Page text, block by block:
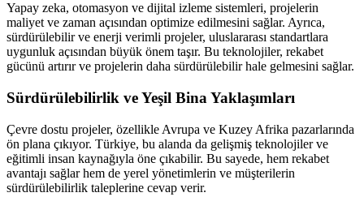
Yapay zeka, otomasyon ve dijital izleme sistemleri, projelerin
maliyet ve zaman açısından optimize edilmesini sağlar. Ayrıca,
sürdürülebilir ve enerji verimli projeler, uluslararası standartlara
uygunluk açısından büyük önem taşır. Bu teknolojiler, rekabet
gücünü artırır ve projelerin daha sürdürülebilir hale gelmesini sağlar.
Sürdürülebilirlik ve Yeşil Bina Yaklaşımları
Çevre dostu projeler, özellikle Avrupa ve Kuzey Afrika pazarlarında
ön plana çıkıyor. Türkiye, bu alanda da gelişmiş teknolojiler ve
eğitimli insan kaynağıyla öne çıkabilir. Bu sayede, hem rekabet
avantajı sağlar hem de yerel yönetimlerin ve müşterilerin
sürdürülebilirlik taleplerine cevap verir.